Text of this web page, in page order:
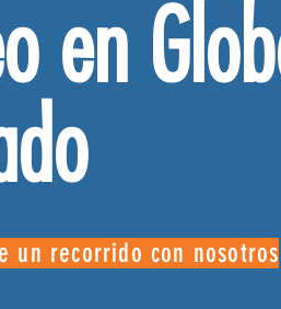
en
un recorrido con nosotros